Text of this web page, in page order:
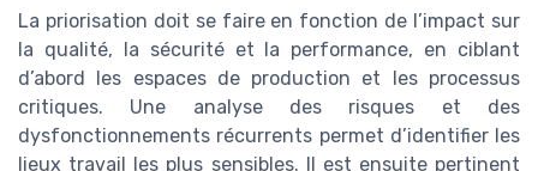
La priorisation doit se faire en fonction de l’impact sur
la qualité, la sécurité et la performance, en ciblant
d’abord les espaces de production et les processus
critiques. Une analyse des risques et des
dysfonctionnements récurrents permet d’identifier les
lieux travail les plus sensibles. Il est ensuite pertinent